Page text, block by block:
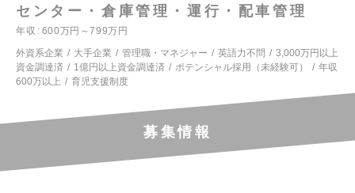
センター・倉庫管理・運行・配車管理
年収
600万円～799万円
外資系企業
大手企業 管理職・マネジャー 英語力不問
3,000万円以上
資金調達済
1億円以上資金調達済 ポテンシャル採用（未経験可）
年収
600万以上
育児支援制度
募集情報